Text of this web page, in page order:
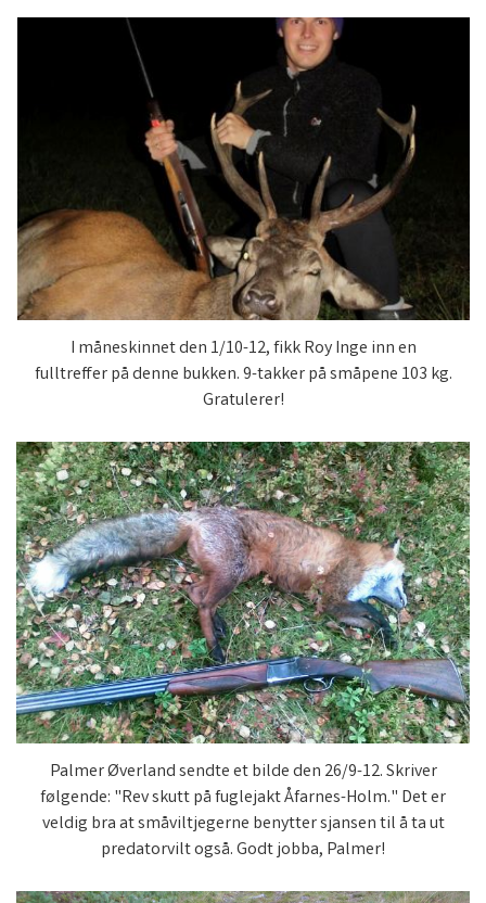
I måneskinnet den 1/10-12, fikk Roy Inge inn en
fulltreffer på denne bukken. 9-takker på småpene 103 kg.
Gratulerer!
Palmer Øverland sendte et bilde den 26/9-12. Skriver
følgende: "Rev skutt på fuglejakt Åfarnes-Holm." Det er
veldig bra at småviltjegerne benytter sjansen til å ta ut
predatorvilt også. Godt jobba, Palmer!